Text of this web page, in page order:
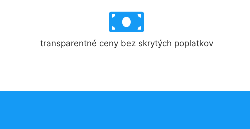
transparentné ceny bez skrytých poplatkov